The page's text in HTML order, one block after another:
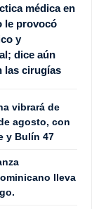
médica en
le provocó
y
dice aún
las cirugías
vibrará de
agosto, con
y Bulín 47
lleva